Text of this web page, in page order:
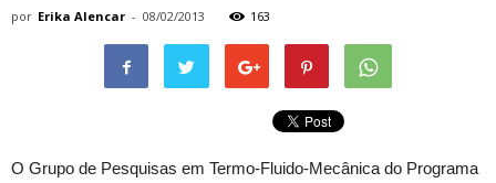
por Erika Alencar - 08/02/2013 163
O Grupo de Pesquisas em Termo-Fluido-Mecânica do Programa